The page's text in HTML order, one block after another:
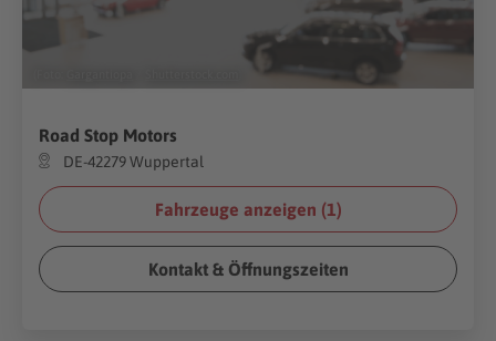
Road Stop Motors
DE-42279 Wuppertal
Fahrzeuge anzeigen (1)
Kontakt & Öffnungszeiten